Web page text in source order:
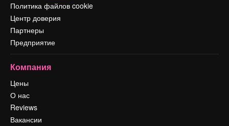
Политика файлов cookie
Центр доверия
Партнеры
Предприятие
Компания
Цены
О нас
Reviews
Вакансии